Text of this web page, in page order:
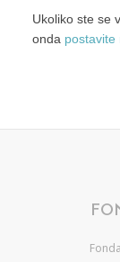
Ukoliko ste se
onda postavite